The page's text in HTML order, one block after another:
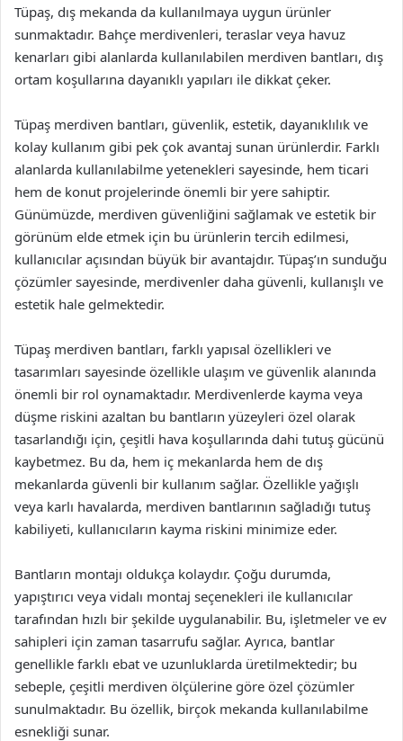
Tüpaş, dış mekanda da kullanılmaya uygun ürünler
sunmaktadır. Bahçe merdivenleri, teraslar veya havuz
kenarları gibi alanlarda kullanılabilen merdiven bantları, dış
ortam koşullarına dayanıklı yapıları ile dikkat çeker.
Tüpaş merdiven bantları, güvenlik, estetik, dayanıklılık ve
kolay kullanım gibi pek çok avantaj sunan ürünlerdir. Farklı
alanlarda kullanılabilme yetenekleri sayesinde, hem ticari
hem de konut projelerinde önemli bir yere sahiptir.
Günümüzde, merdiven güvenliğini sağlamak ve estetik bir
görünüm elde etmek için bu ürünlerin tercih edilmesi,
kullanıcılar açısından büyük bir avantajdır. Tüpaş’ın sunduğu
çözümler sayesinde, merdivenler daha güvenli, kullanışlı ve
estetik hale gelmektedir.
Tüpaş merdiven bantları, farklı yapısal özellikleri ve
tasarımları sayesinde özellikle ulaşım ve güvenlik alanında
önemli bir rol oynamaktadır. Merdivenlerde kayma veya
düşme riskini azaltan bu bantların yüzeyleri özel olarak
tasarlandığı için, çeşitli hava koşullarında dahi tutuş gücünü
kaybetmez. Bu da, hem iç mekanlarda hem de dış
mekanlarda güvenli bir kullanım sağlar. Özellikle yağışlı
veya karlı havalarda, merdiven bantlarının sağladığı tutuş
kabiliyeti, kullanıcıların kayma riskini minimize eder.
Bantların montajı oldukça kolaydır. Çoğu durumda,
yapıştırıcı veya vidalı montaj seçenekleri ile kullanıcılar
tarafından hızlı bir şekilde uygulanabilir. Bu, işletmeler ve ev
sahipleri için zaman tasarrufu sağlar. Ayrıca, bantlar
genellikle farklı ebat ve uzunluklarda üretilmektedir; bu
sebeple, çeşitli merdiven ölçülerine göre özel çözümler
sunulmaktadır. Bu özellik, birçok mekanda kullanılabilme
esnekliği sunar.